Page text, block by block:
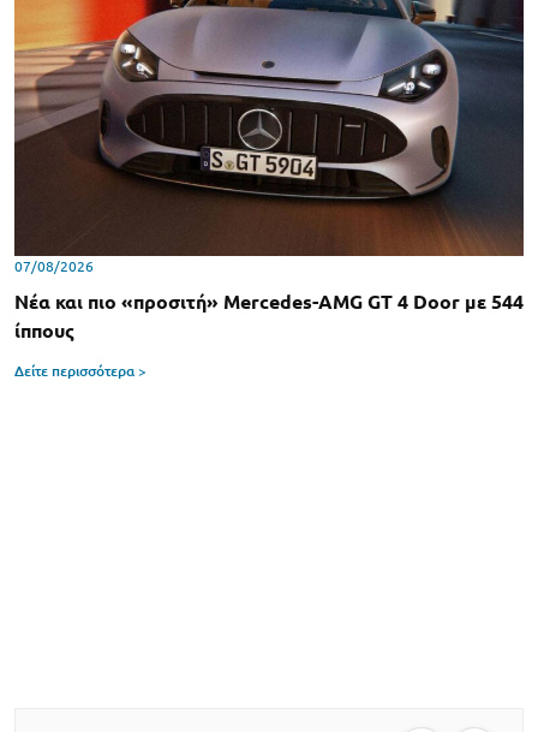
07/08/2026
Νέα και πιο «προσιτή» Mercedes-AMG GT 4 Door με 544
ίππους
Δείτε περισσότερα >